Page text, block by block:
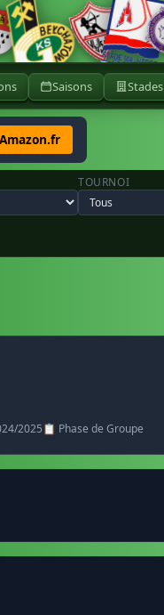
Saisons Stades
TOURNOI
2025📋 Phase de Groupe